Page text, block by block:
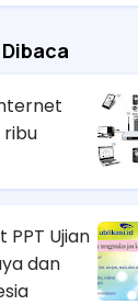
ribu
Ujian
dan